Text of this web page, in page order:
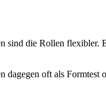
sind die Rollen flexibler.
dagegen oft als Formtest